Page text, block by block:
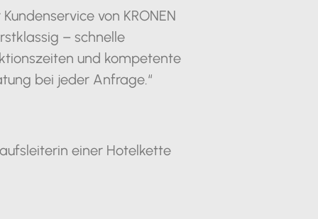
Kundenservice von KRONEN
– schnelle
und kompetente
bei jeder Anfrage.“
einer Hotelkette